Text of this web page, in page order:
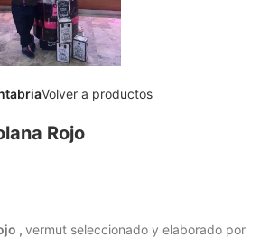
Volver a productos
Rojo
, vermut seleccionado y elaborado por